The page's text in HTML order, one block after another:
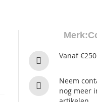
Merk:
Vanaf
Neem
nog meer